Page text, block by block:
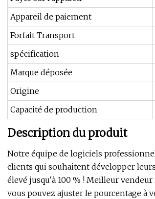
Appareil de paiement
Forfait Transport
spécification
Marque déposée
Origine
Capacité de production
Description du produit
Notre équipe de logiciels
clients qui souhaitent développer
élevé jusqu'à 100 % ! Meilleur
vous pouvez ajuster le pourcentage à